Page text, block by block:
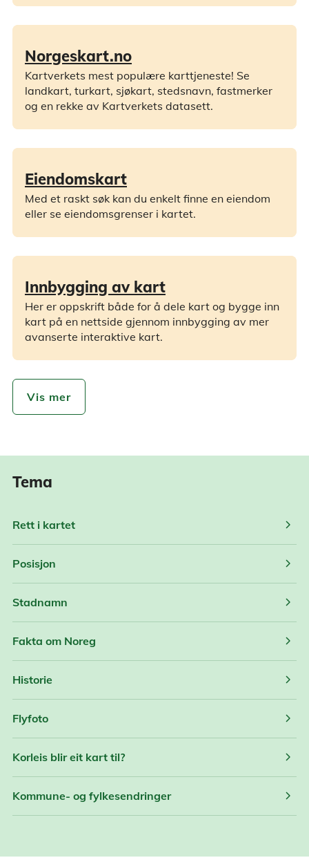
Norgeskart.no
Kartverkets mest populære karttjeneste! Se
landkart, turkart, sjøkart, stedsnavn, fastmerker
og en rekke av Kartverkets datasett.
Eiendomskart
Med et raskt søk kan du enkelt finne en eiendom
eller se eiendomsgrenser i kartet.
Innbygging av kart
Her er oppskrift både for å dele kart og bygge inn
kart på en nettside gjennom innbygging av mer
avanserte interaktive kart.
Vis mer
Tema
Rett i kartet chevron_right
Posisjon chevron_right
Stadnamn chevron_right
Fakta om Noreg chevron_right
Historie chevron_right
Flyfoto chevron_right
Korleis blir eit kart til? chevron_right
Kommune- og fylkesendringer chevron_right